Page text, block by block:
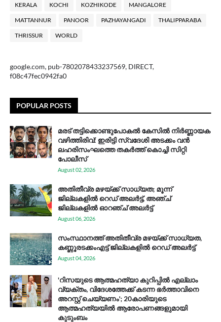
KERALA KOCHI KOZHIKODE MANGALORE
MATTANNUR PANOOR PAZHAYANGADI THALIPPARABA
THRISSUR WORLD
google.com, pub-7802078433237569, DIRECT,
f08c47fec0942fa0
POPULAR POSTS
മരട് തട്ടിക്കൊണ്ടുപോകൽ കേസിൽ നിർണ്ണായക
വഴിത്തിരിവ്: ഇരിട്ടി സ്വദേശി അടക്കം വൻ
ലഹരിസംഘത്തെ തകർത്ത് കൊച്ചി സിറ്റി
പോലീസ്
August 02, 2026
അതിതീവ്ര മഴയ്ക്ക് സാധ്യത; മൂന്ന്
ജില്ലകളിൽ റെഡ് അലർട്ട്, അഞ്ച്
ജില്ലകളിൽ ഓറഞ്ച് അലർട്ട്
August 06, 2026
സം​സ്ഥാ​ന​ത്ത് അ​തി​തീ​വ്ര മ​ഴ​യ്ക്ക് സാ​ധ്യ​ത,
കണ്ണൂരടക്കംഎ​ട്ട് ജി​ല്ല​ക​ളി​ൽ റെ​ഡ് അ​ലർ​ട്ട്
August 04, 2026
'റിസയുടെ ആത്മഹത്യാ കുറിപ്പിൽ എല്ലാം
വ്യക്തം, വിദേശത്തേക്ക് കടന്ന ഭർത്താവിനെ
അറസ്റ്റ് ചെയ്യണം'; 20കാരിയുടെ
ആത്മഹത്യയിൽ ആരോപണങ്ങളുമായി
കുടുംബം